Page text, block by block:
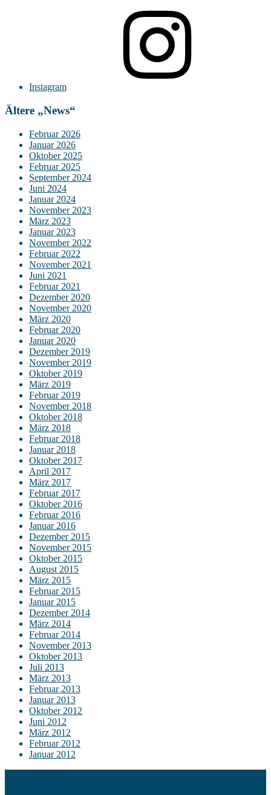
Instagram
Ältere „News“
Februar 2026
Januar 2026
Oktober 2025
Februar 2025
September 2024
Juni 2024
Januar 2024
November 2023
März 2023
Januar 2023
November 2022
Februar 2022
November 2021
Juni 2021
Februar 2021
Dezember 2020
November 2020
März 2020
Februar 2020
Januar 2020
Dezember 2019
November 2019
Oktober 2019
März 2019
Februar 2019
November 2018
Oktober 2018
März 2018
Februar 2018
Januar 2018
Oktober 2017
April 2017
März 2017
Februar 2017
Oktober 2016
Februar 2016
Januar 2016
Dezember 2015
November 2015
Oktober 2015
August 2015
März 2015
Februar 2015
Januar 2015
Dezember 2014
März 2014
Februar 2014
November 2013
Oktober 2013
Juli 2013
März 2013
Februar 2013
Januar 2013
Oktober 2012
Juni 2012
März 2012
Februar 2012
Januar 2012